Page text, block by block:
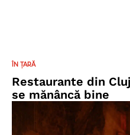
ÎN ȚARĂ
Restaurante din
se mănâncă bine